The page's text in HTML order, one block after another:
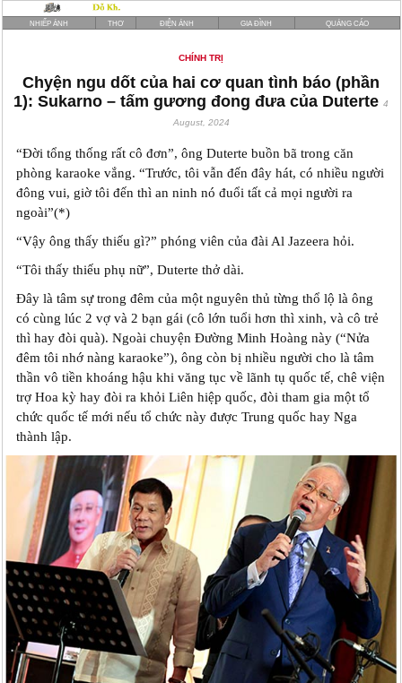
NHIẾP ẢNH THƠ ĐIỆN ẢNH GIA ĐÌNH QUẢNG CÁO
CHÍNH TRỊ
Chyện ngu dốt của hai cơ quan tình báo (phần
1): Sukarno – tấm gương đong đưa của Duterte 4
August, 2024
“Đời tổng thống rất cô đơn”, ông Duterte buồn bã trong căn
phòng karaoke vắng. “Trước, tôi vẫn đến đây hát, có nhiều người
đông vui, giờ tôi đến thì an ninh nó đuổi tất cả mọi người ra
ngoài”(*)
“Vậy ông thấy thiếu gì?” phóng viên của đài Al Jazeera hỏi.
“Tôi thấy thiếu phụ nữ”, Duterte thở dài.
Đây là tâm sự trong đêm của một nguyên thủ từng thổ lộ là ông
có cùng lúc 2 vợ và 2 bạn gái (cô lớn tuổi hơn thì xinh, và cô trẻ
thì hay đòi quà). Ngoài chuyện Đường Minh Hoàng này (“Nửa
đêm tôi nhớ nàng karaoke”), ông còn bị nhiều người cho là tâm
thần vô tiền khoáng hậu khi văng tục về lãnh tụ quốc tế, chê viện
trợ Hoa kỳ hay đòi ra khỏi Liên hiệp quốc, đòi tham gia một tổ
chức quốc tế mới nếu tổ chức này được Trung quốc hay Nga
thành lập.